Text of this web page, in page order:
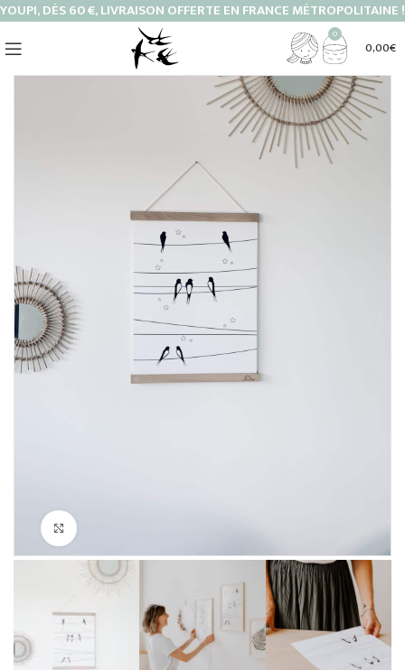
YOUPI, DÈS 60 €, LIVRAISON OFFERTE EN FRANCE MÉTROPOLITAINE !
0
0,00€